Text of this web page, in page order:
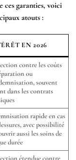
ces garanties, voici
atouts :
EN 2026
contre les coûts
ou
souvent
dans les contrats
rapide en cas
avec possibilité
aussi les soins de
durée
étendue contre